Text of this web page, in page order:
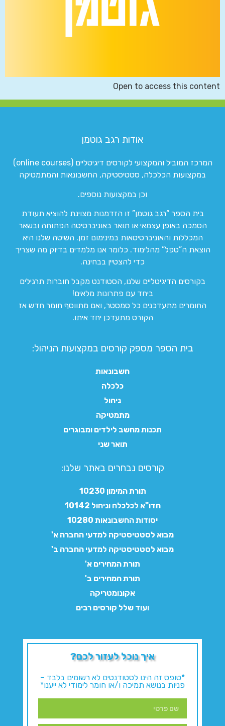
Open to access this content
אודות רגב גוטמן
המרכז המוביל והמקצועי לקורסים דיגיטליים (online courses)
במקצועות הכלכלה, סטטיסטיקה, החשבונאות והמתמטיקה
וכן במקצועות נוספים.
בית הספר “רגב גוטמן” זו הזדמנות מצוינת להוציא תעודת
הסמכה באופן עצמאי או תואר באוניברסיטה הפתוחה ובשאר
המכללות והאוניברסיטאות במינימום זמן. השיטה שלנו היא
הוצאת ה”טפל” מהלימוד. כלומר אנו מלמדים בדיוק מה שצריך
כדי להצטיין בבחינה.
בקורסים הדיגיטליים שלנו, הסטודנט מקבל חוברות תרגילים
ביחד עם פתרונות מלאים!
החומרים מתעדכנים כל סמסטר, ואם מתווסף חומר חדש אז
הקורס מתעדכן יחד איתו.
בית הספר מספק קורסים במקצועות הניהול:
חשבונאות
כלכלה
ניהול
מתמטיקה
תכנות מחשב לילדים ומבוגרים
תואר שני
קורסים נבחרים באתר שלנו:​
תורת המימון 10230
חדו"א לכלכלה וניהול 10142
יסודות החשבונאות 10280
מבוא לסטטיסטיקה למדעי החברה א'
מבוא לסטטיסטיקה למדעי החברה ב'
תורת המחירים א'
תורת המחירים ב'
אקונומטריקה
ועוד שלל קורסים רבים
איך נוכל לעזור לכם?
*טופס זה הינו לסטודנטים לא רשומים בלבד –
פניות בנושא תמיכה ו/או חומר לימודי לא ייענו*